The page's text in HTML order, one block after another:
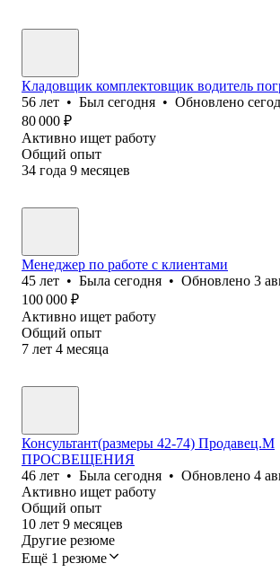
Кладовщик комплектовщик водитель
56 лет • Был сегодня • Обновлено
80 000 ₽
Активно ищет работу
Общий опыт
34 года 9 месяцев
Менеджер по работе с клиентами
45 лет • Была сегодня • Обновлено 3
100 000 ₽
Активно ищет работу
Общий опыт
7 лет 4 месяца
Консультант(размеры 42-74) Продавец.М
ПРОСВЕЩЕНИЯ
46 лет • Была сегодня • Обновлено 4
Активно ищет работу
Общий опыт
10 лет 9 месяцев
Другие резюме
Ещё 1 резюме